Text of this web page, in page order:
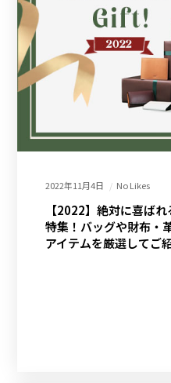
2022年11月4日 No Likes
【2022】絶対に喜ば
特集！バッグや財布・
アイテムを厳選してご